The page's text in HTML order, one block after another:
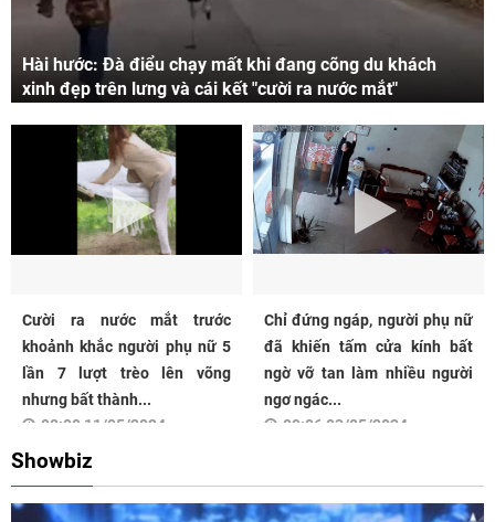
Hài hước: Đà điểu chạy mất khi đang cõng du khách
xinh đẹp trên lưng và cái kết "cười ra nước mắt"
Cười ra nước mắt trước
khoảnh khắc người phụ nữ 5
lần 7 lượt trèo lên võng
nhưng bất thành...
08:00 11/05/2024
Chỉ đứng ngáp, người phụ nữ
đã khiến tấm cửa kính bất
ngờ vỡ tan làm nhiều người
ngơ ngác...
09:06 03/05/2024
Showbiz